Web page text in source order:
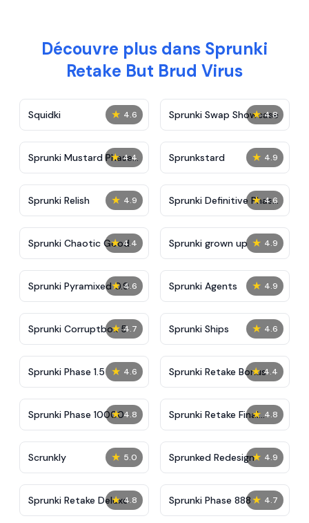
Découvre plus dans Sprunki
Retake But Brud Virus
★ 4.6
Squidki ★ 4.8
Sprunki Swap Showcase
★ 4.4
Sprunki Mustard Phase
2
★ 4.9
Sprunkstard
★ 4.9
Sprunki Relish ★ 4.6
Sprunki Definitive Phase
7
★ 4.4
Sprunki Chaotic Good ★ 4.9
Sprunki grown up
★ 4.6
Sprunki Pyramixed 0.9 ★ 4.9
Sprunki Agents
★ 4.7
Sprunki Corruptbox 5 ★ 4.6
Sprunki Ships
★ 4.6
Sprunki Phase 1.5 ★ 4.4
Sprunki Retake Bonus
★ 4.8
Sprunki Phase 10000 ★ 4.8
Sprunki Retake Final
Update
★ 5.0
Scrunkly ★ 4.9
Sprunked Redesign
★ 4.8
Sprunki Retake Deluxe ★ 4.7
Sprunki Phase 888